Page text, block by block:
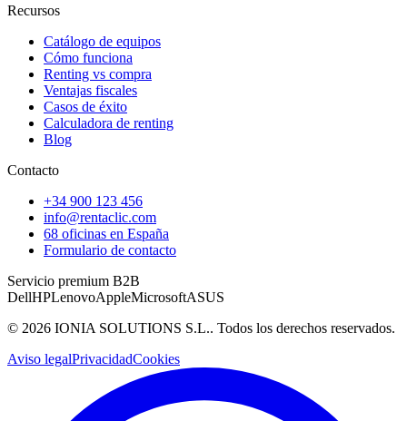
Recursos
Catálogo de equipos
Cómo funciona
Renting vs compra
Ventajas fiscales
Casos de éxito
Calculadora de renting
Blog
Contacto
+34 900 123 456
info@rentaclic.com
68 oficinas en España
Formulario de contacto
Servicio premium B2B
DellHPLenovoAppleMicrosoftASUS
© 2026 IONIA SOLUTIONS S.L.. Todos los derechos reservados.
Aviso legalPrivacidadCookies